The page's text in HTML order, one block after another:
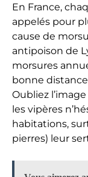
En France,
appelés pour
cause de
antipoison de
morsures
bonne
Oubliez
les vipères
habitations,
pierres) leur